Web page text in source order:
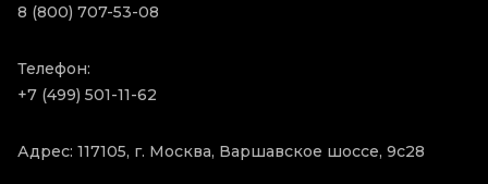
8 (800) 707-53-08
Телефон:
+7 (499) 501-11-62
Адрес: 117105, г. Москва, Варшавское шоссе, 9с28